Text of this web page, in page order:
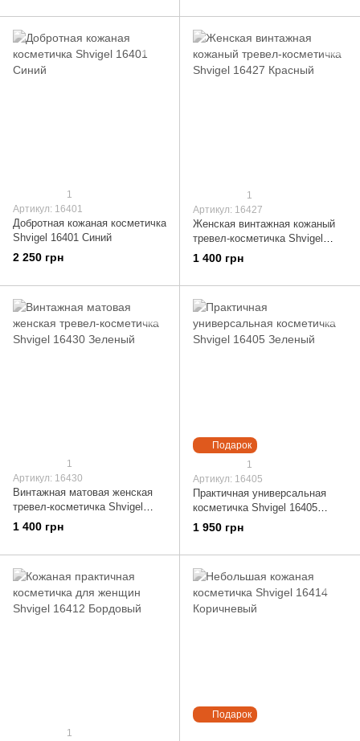
1
Артикул: 16401
Добротная кожаная косметичка
Shvigel 16401 Синий
2 250 грн
1
Артикул: 16427
Женская винтажная кожаный
тревел-косметичка Shvigel
16427 Красный
1 400 грн
1
Артикул: 16430
Винтажная матовая женская
тревел-косметичка Shvigel
16430 Зеленый
1 400 грн
Подарок
1
Артикул: 16405
Практичная универсальная
косметичка Shvigel 16405
Зеленый
1 950 грн
1
Подарок